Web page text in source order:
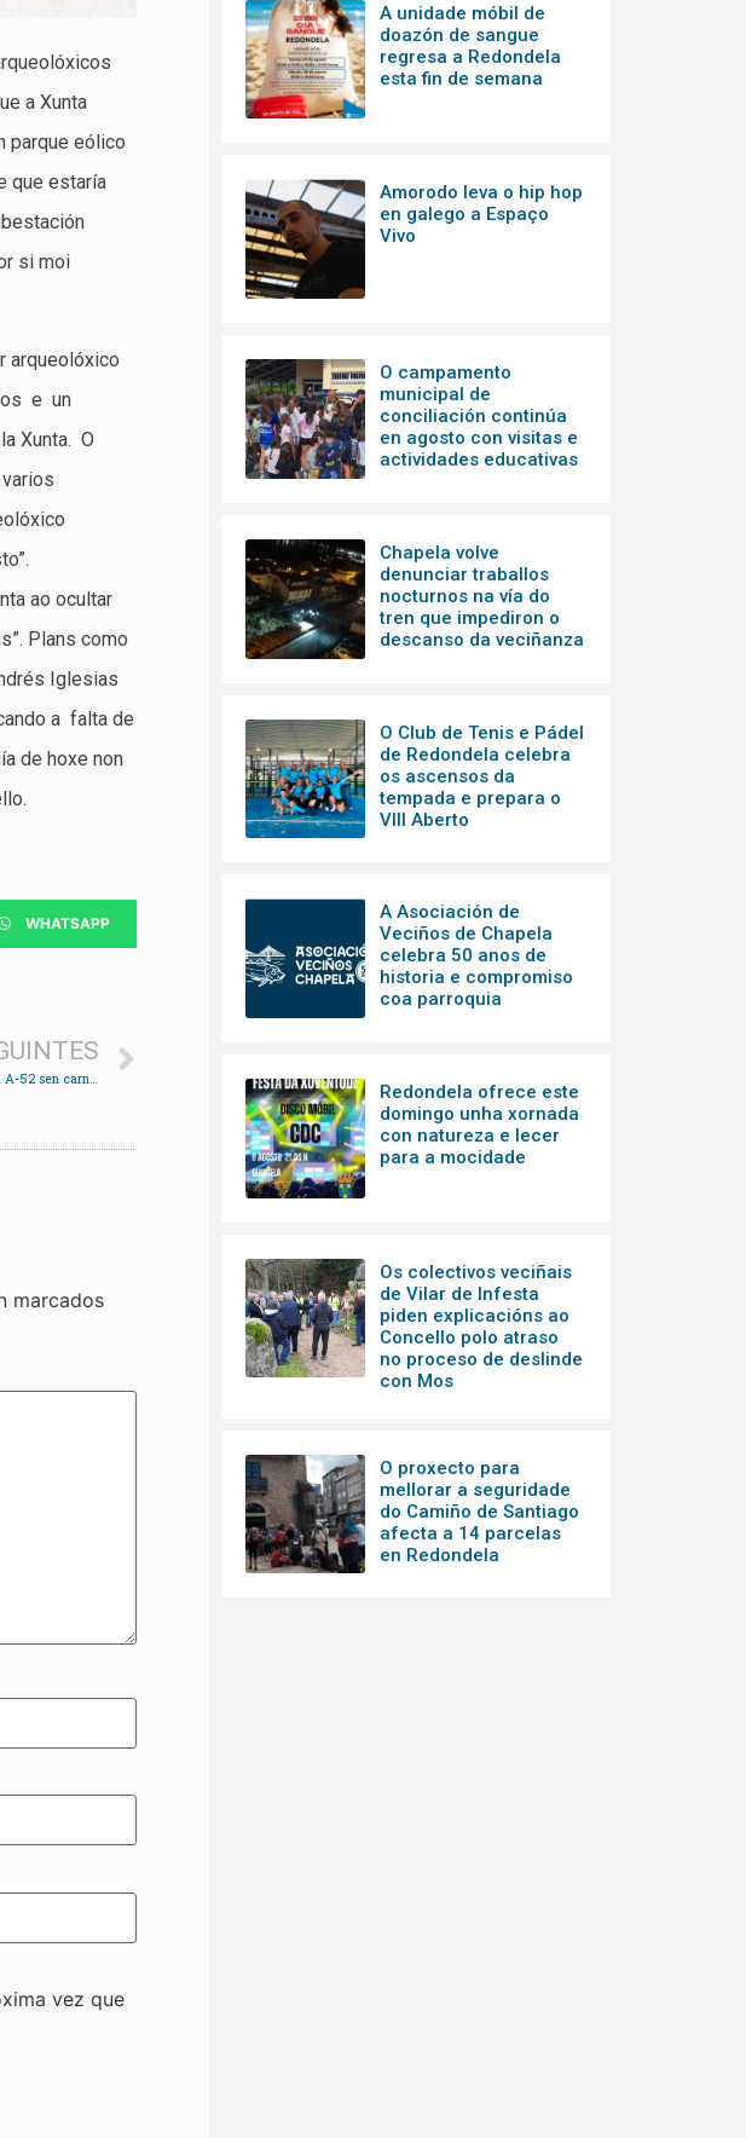
a Xunta
parque eólico
que estaría
si moi
arqueolóxico
e un
Xunta. O
ao ocultar
Plans como
Iglesias
a falta de
de hoxe non
WHATSAPP
Un veciño de Redondela “cazado” na autovía A-52 sen carné e saltanto o estado de alarma
marcados
vez que
A unidade móbil de
doazón de sangue
regresa a Redondela
esta fin de semana
Amorodo leva o hip hop
en galego a Espaço
Vivo
O campamento
municipal de
conciliación continúa
en agosto con visitas e
actividades educativas
Chapela volve
denunciar traballos
nocturnos na vía do
tren que impediron o
descanso da veciñanza
O Club de Tenis e Pádel
de Redondela celebra
os ascensos da
tempada e prepara o
VIII Aberto
A Asociación de
Veciños de Chapela
celebra 50 anos de
historia e compromiso
coa parroquia
Redondela ofrece este
domingo unha xornada
con natureza e lecer
para a mocidade
Os colectivos veciñais
de Vilar de Infesta
piden explicacións ao
Concello polo atraso
no proceso de deslinde
con Mos
O proxecto para
mellorar a seguridade
do Camiño de Santiago
afecta a 14 parcelas
en Redondela